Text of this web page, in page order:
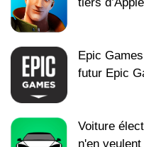
Epic
futur Epic
Voiture
n'en